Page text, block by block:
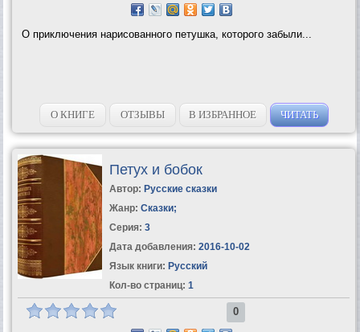
О приключения нарисованного петушка, которого забыли...
О КНИГЕ ОТЗЫВЫ В ИЗБРАННОЕ ЧИТАТЬ
Петух и бобок
Автор: Русские сказки
Жанр: Сказки;
Серия: 3
Дата добавления: 2016-10-02
Язык книги: Русский
Кол-во страниц: 1
0